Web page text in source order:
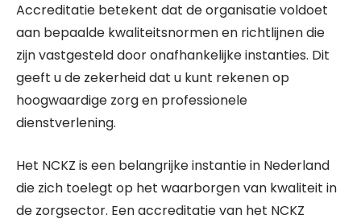
Accreditatie betekent dat de organisatie voldoet
aan bepaalde kwaliteitsnormen en richtlijnen die
zijn vastgesteld door onafhankelijke instanties. Dit
geeft u de zekerheid dat u kunt rekenen op
hoogwaardige zorg en professionele
dienstverlening.
Het NCKZ is een belangrijke instantie in Nederland
die zich toelegt op het waarborgen van kwaliteit in
de zorgsector. Een accreditatie van het NCKZ